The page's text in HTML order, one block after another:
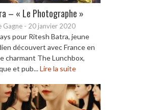
– « Le Photographe »
Gagne - 20 janvier 2020
pour Ritesh Batra, jeune
découvert avec France en
charmant The Lunchbox,
et pub...Lire la suite